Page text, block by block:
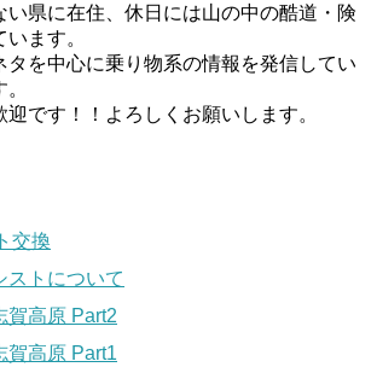
い県に在住、休日には山の中の酷道・険
ます。
タを中心に乗り物系の情報を発信してい
です！！よろしくお願いします。
交換
ストについて
高原 Part2
高原 Part1